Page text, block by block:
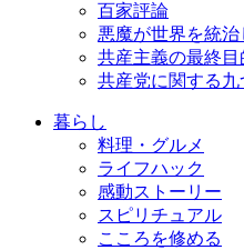
百家評論
悪魔が世界を統治
共産主義の最終目
共産党に関する九
暮らし
料理・グルメ
ライフハック
感動ストーリー
スピリチュアル
こころを修める